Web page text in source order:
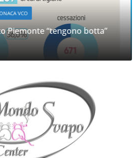
VCO
Piemonte “tengono botta”